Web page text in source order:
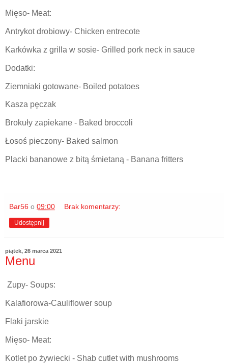
Mięso- Meat:
Antrykot drobiowy- Chicken entrecote
Karkówka z grilla w sosie- Grilled pork neck in sauce
Dodatki:
Ziemniaki gotowane- Boiled potatoes
Kasza pęczak
Brokuły zapiekane - Baked broccoli
Łosoś pieczony- Baked salmon
Placki bananowe z bitą śmietaną - Banana fritters
Bar56 o 09:00 Brak komentarzy:
Udostępnij
piątek, 26 marca 2021
Menu
Zupy- Soups:
Kalafiorowa-Cauliflower soup
Flaki jarskie
Mięso- Meat:
Kotlet po żywiecki - Shab cutlet with mushrooms